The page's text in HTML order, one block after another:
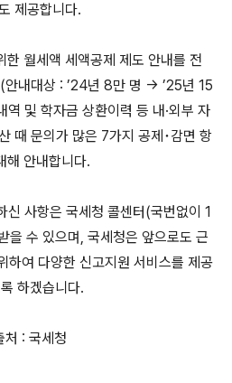
제공합니다.
한 월세액 세액공제 제도 안내를 전
안내대상 : ’24년 8만 명 → ’25년 15
및 학자금 상환이력 등 내·외부 자
때 문의가 많은 7가지 공제･감면 항
해 안내합니다.
신 사항은 국세청 콜센터(국번없이 1
을 수 있으며, 국세청은 앞으로도 근
하여 다양한 신고지원 서비스를 제공
하겠습니다.
처 : 국세청